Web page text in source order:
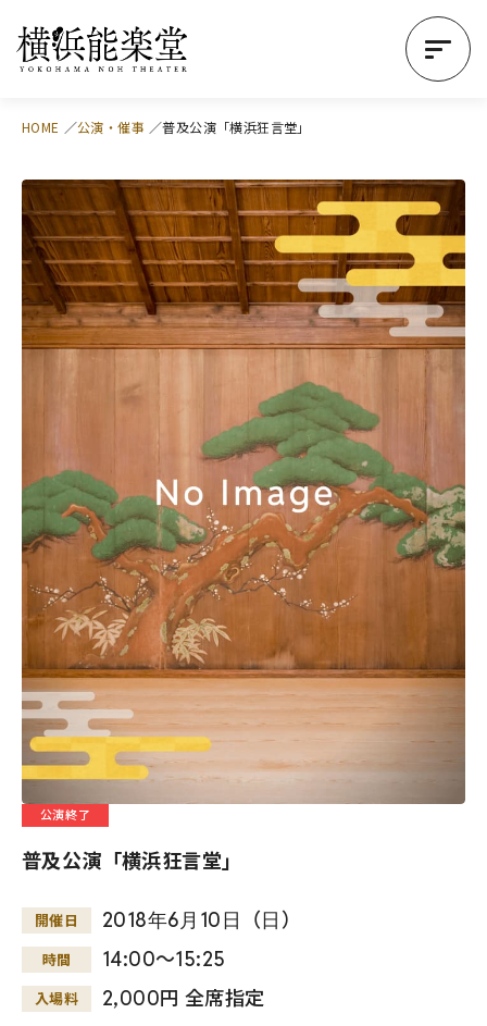
HOME 公演・催事 普及公演「横浜狂言堂」
公演終了
普及公演「横浜狂言堂」
開催日 2018年6月 10日 （日 ）
時間 14:00～15:25
入場料 2,000円 全席指定